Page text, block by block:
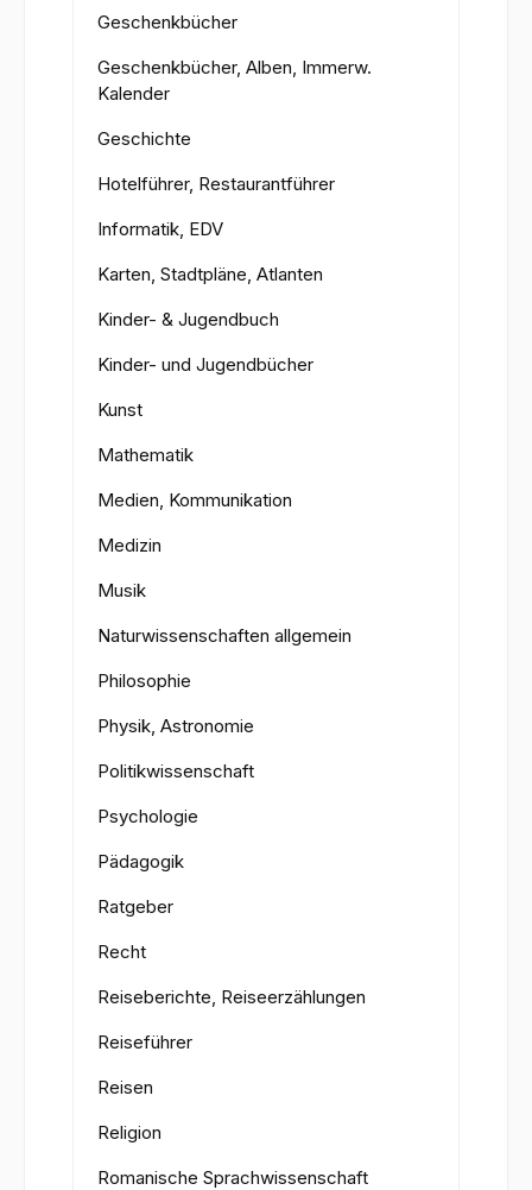
Geschenkbücher
Geschenkbücher, Alben, Immerw.
Kalender
Geschichte
Hotelführer, Restaurantführer
Informatik, EDV
Karten, Stadtpläne, Atlanten
Kinder- & Jugendbuch
Kinder- und Jugendbücher
Kunst
Mathematik
Medien, Kommunikation
Medizin
Musik
Naturwissenschaften allgemein
Philosophie
Physik, Astronomie
Politikwissenschaft
Psychologie
Pädagogik
Ratgeber
Recht
Reiseberichte, Reiseerzählungen
Reiseführer
Reisen
Religion
Romanische Sprachwissenschaft